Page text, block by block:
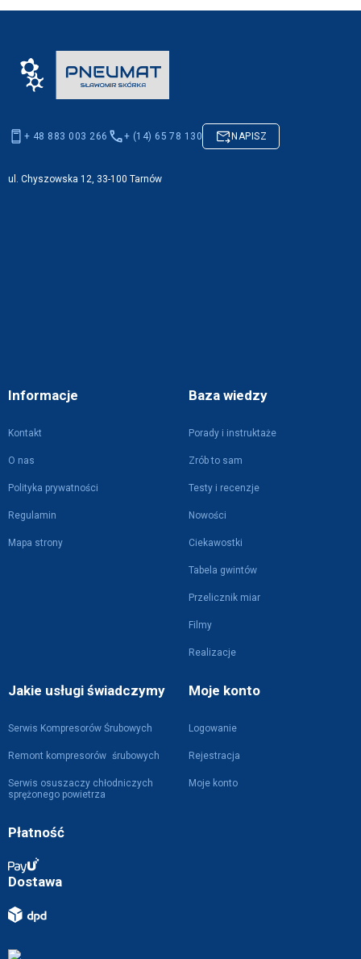
Informacje
Kontakt
O nas
Polityka prywatności
Regulamin
Mapa strony
Baza wiedzy
Porady i instruktaże
Zrób to sam
Testy i recenzje
Nowości
Ciekawostki
Tabela gwintów
Przelicznik miar
Filmy
Realizacje
Jakie usługi świadczymy
Serwis Kompresorów Śrubowych
Remont kompresorów śrubowych
Serwis osuszaczy chłodniczych
sprężonego powietrza
Moje konto
Logowanie
Rejestracja
Moje konto
Płatność
Dostawa
+ 48 883 003 266 + (14) 65 78 130 NAPISZ
ul. Chyszowska 12, 33-100 Tarnów